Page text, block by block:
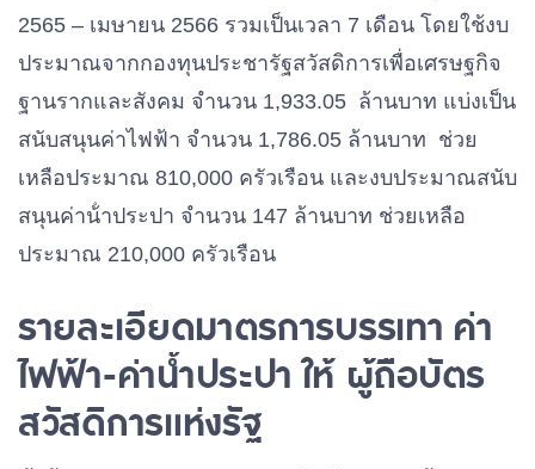
2565 – เมษายน 2566 รวมเป็นเวลา 7 เดือน โดยใช้งบ
ประมาณจากกองทุนประชารัฐสวัสดิการเพื่อเศรษฐกิจ
ฐานรากและสังคม จํานวน 1,933.05 ล้านบาท แบ่งเป็น
สนับสนุนค่าไฟฟ้า จํานวน 1,786.05 ล้านบาท ช่วย
เหลือประมาณ 810,000 ครัวเรือน และงบประมาณสนับ
สนุนค่าน้ําประปา จํานวน 147 ล้านบาท ช่วยเหลือ
ประมาณ 210,000 ครัวเรือน
รายละเอียดมาตรการบรรเทา ค่า
ไฟฟ้า-ค่าน้ำประปา ให้ ผู้ถือบัตร
สวัสดิการแห่งรัฐ